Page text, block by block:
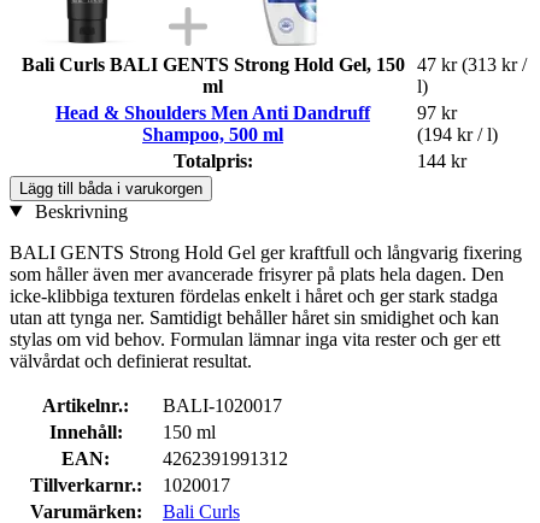
Bali Curls BALI GENTS Strong Hold Gel, 150
ml
47 kr (313 kr /
l)
Head & Shoulders Men Anti Dandruff
Shampoo, 500 ml
97 kr
(194 kr / l)
Totalpris:
144 kr
Lägg till båda i varukorgen
Beskrivning
BALI GENTS Strong Hold Gel ger kraftfull och långvarig fixering
som håller även mer avancerade frisyrer på plats hela dagen. Den
icke-klibbiga texturen fördelas enkelt i håret och ger stark stadga
utan att tynga ner. Samtidigt behåller håret sin smidighet och kan
stylas om vid behov. Formulan lämnar inga vita rester och ger ett
välvårdat och definierat resultat.
Artikelnr.:
BALI-1020017
Innehåll:
150 ml
EAN:
4262391991312
Tillverkarnr.:
1020017
Varumärken:
Bali Curls